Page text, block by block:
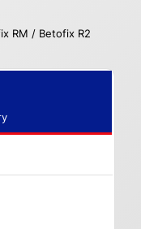
RM / Betofix R2